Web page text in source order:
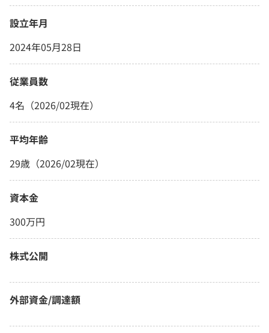
設立年月
2024年05月28日
従業員数
4名（2026/02現在）
平均年齢
29歳（2026/02現在）
資本金
300万円
株式公開
外部資金/調達額